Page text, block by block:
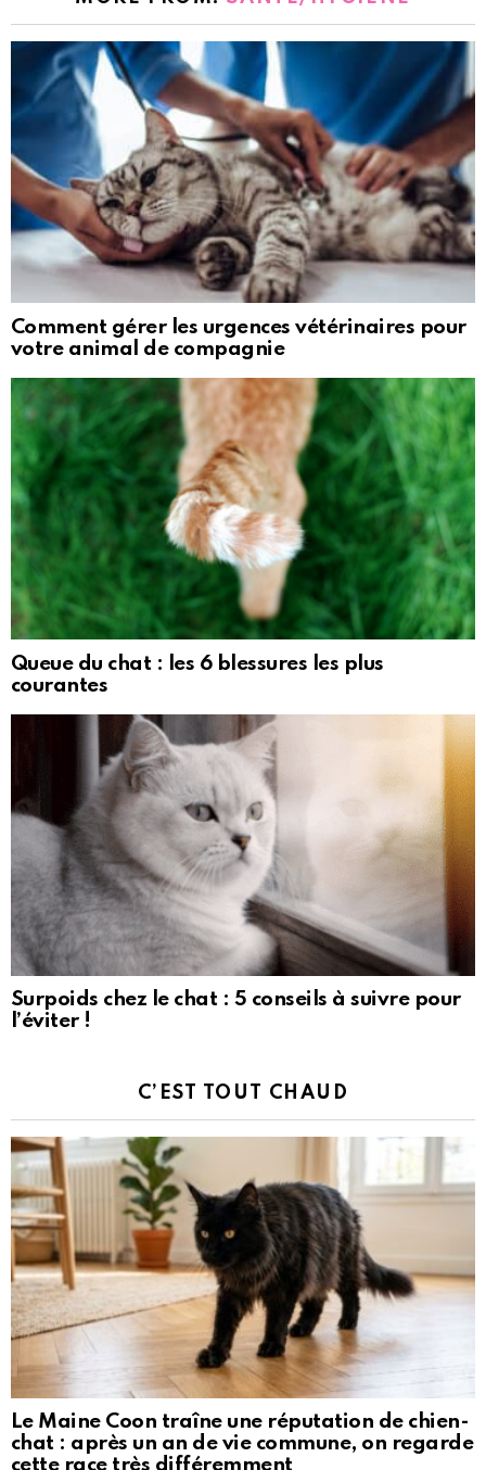
Comment gérer les urgences vétérinaires pour
votre animal de compagnie
Queue du chat : les 6 blessures les plus
courantes
Surpoids chez le chat : 5 conseils à suivre pour
l’éviter !
C’EST TOUT CHAUD
Le Maine Coon traîne une réputation de chien-
chat : après un an de vie commune, on regarde
cette race très différemment